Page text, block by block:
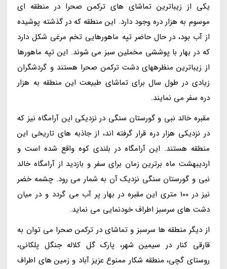
یکی از زیباترین تماشای های ترکمن صحرا در منطقه ای
موسوم به هزار دره وجود دارد. این منطقه که در گذشته پوشیده
از آب بود، در حال حاضر تپه ماهورهایی تخم مرغی شکل دارد
که در بهار با پوششی مخملین سبز می شوند. این تپه ماهورها
از زیباترین منظرههای دشت ترکمن صحرا هستند و گردشگران
زیادی در طول سال برای تماشای طبیعت این منطقه به هزار
دره سفر می نمایند.
مقبره خالد نبی و گورستان سنگی در نزدیکی این آرامگاه نیز که
در نزدیکی هزار دره قرار گرفته اند، از جاذبه های تاریخی این
منطقه هستند. این آرامگاه در بلندی کوه واقع شده است و
اردیبهشت ماه برترین زمان برای سفر و بازدید از آرامگاه خالد
نبی و گورستان سنگی نزدیک آن به شمار می رود. چشمه خضر
نیز در 100 متری این مقبره در بهار پر آب می گردد و در میان
دشت های سرسبز اطراف خودنمایی می نماید.
از دیگر منطقه ها سرسبز و تماشای در ترکمن صحرا می توان به
قارقی کنار در سیمین شهر، پارک گل کلاله جنگل پلکانی،
روستای گچی، منطقه شکار ممنوع عزیز آباد و زمین های اطراف